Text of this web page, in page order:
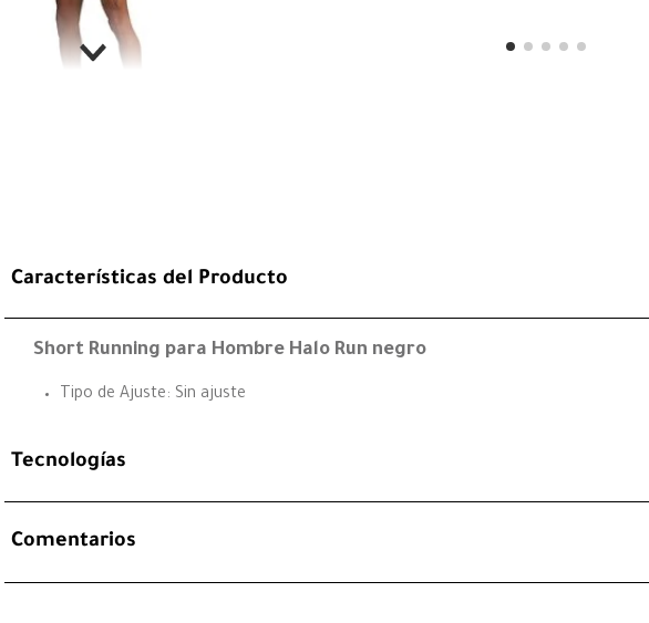
Características del Producto
Short Running para Hombre Halo Run negro
Tipo de Ajuste: Sin ajuste
Tecnologías
Comentarios